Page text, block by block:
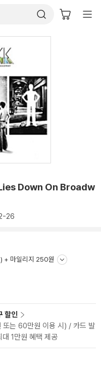
Down On Broadw
26
+ 마일리지 250원
할인
또는 60만원 이용 시) / 카드 발
1만원 혜택 제공